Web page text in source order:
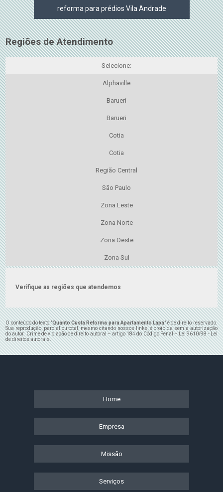
reforma para prédios Vila Andrade
Regiões de Atendimento
Selecione:
Alphaville
Barueri
Barueri
Cotia
Cotia
Região Central
São Paulo
Zona Leste
Zona Norte
Zona Oeste
Zona Sul
Verifique as regiões que atendemos
O conteúdo do texto "Quanto Custa Reforma para Apartamento Lapa" é de direito reservado.
Sua reprodução, parcial ou total, mesmo citando nossos links, é proibida sem a autorização
do autor. Crime de violação de direito autoral – artigo 184 do Código Penal –Lei 9610/98 - Lei
de direitos autorais.
Home
Empresa
Missão
Serviços